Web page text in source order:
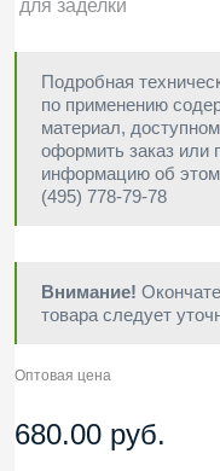
Подробная
по применению
материал,
оформить заказ или
информацию об этом
(495) 778-79-78
Внимание!
товара следует
Оптовая цена
680.00 руб.